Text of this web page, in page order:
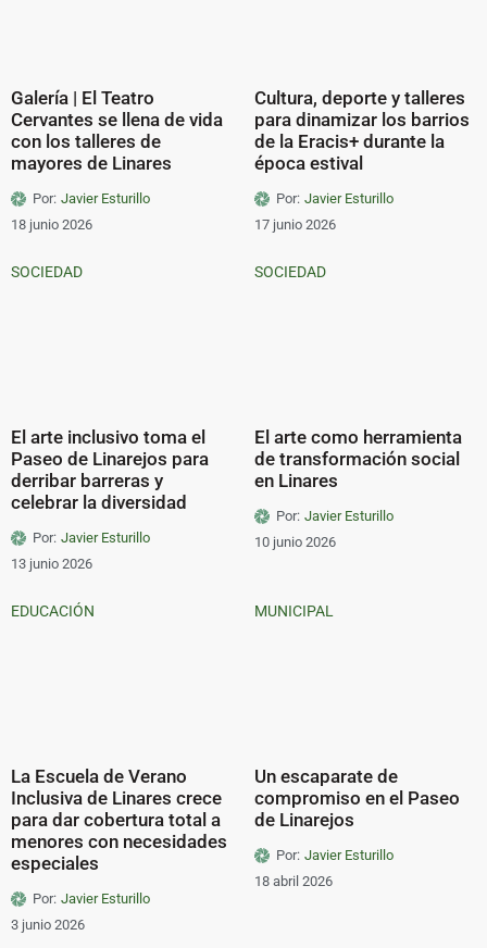
Galería | El Teatro
Cervantes se llena de vida
con los talleres de
mayores de Linares
Por: Javier Esturillo
18 junio 2026
Cultura, deporte y talleres
para dinamizar los barrios
de la Eracis+ durante la
época estival
Por: Javier Esturillo
17 junio 2026
SOCIEDAD
El arte inclusivo toma el
Paseo de Linarejos para
derribar barreras y
celebrar la diversidad
Por: Javier Esturillo
13 junio 2026
SOCIEDAD
El arte como herramienta
de transformación social
en Linares
Por: Javier Esturillo
10 junio 2026
EDUCACIÓN
La Escuela de Verano
Inclusiva de Linares crece
para dar cobertura total a
menores con necesidades
especiales
Por: Javier Esturillo
3 junio 2026
MUNICIPAL
Un escaparate de
compromiso en el Paseo
de Linarejos
Por: Javier Esturillo
18 abril 2026